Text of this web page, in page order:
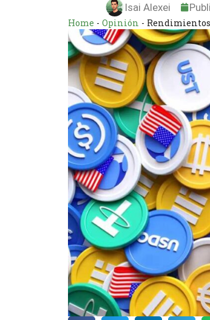
Isai Alexei
Home - Opinión - Rendimientos